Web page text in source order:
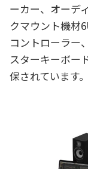
ーカー、オーデ
クマウント機材
コントローラー
スターキーボー
保されています。